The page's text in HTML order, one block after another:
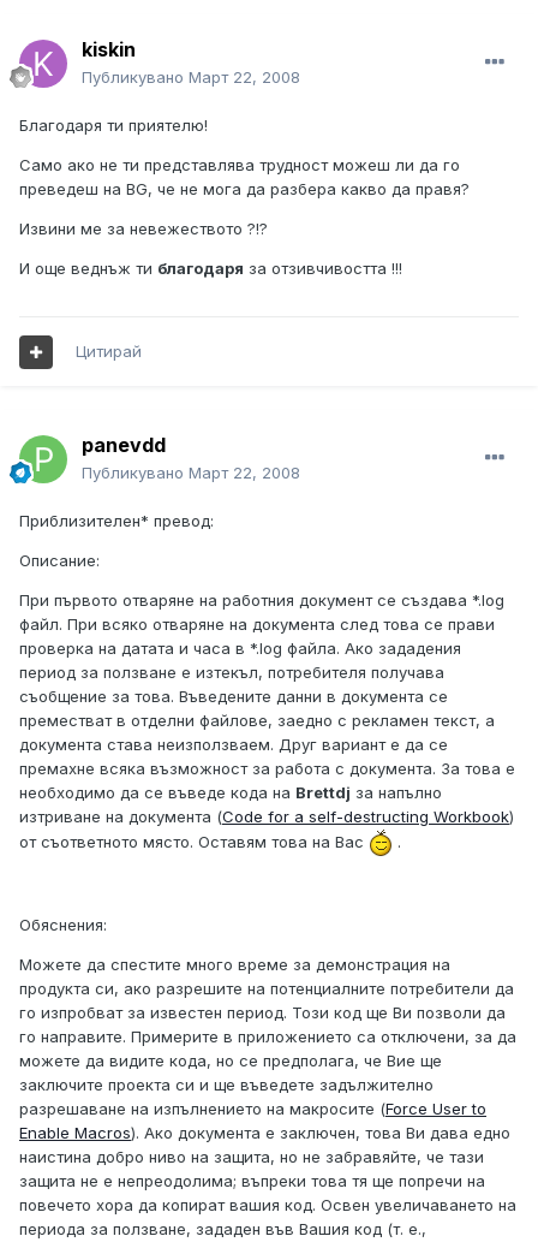
kiskin
Публикувано Март 22, 2008
Благодаря ти приятелю!
Само ако не ти представлява трудност можеш ли да го
преведеш на BG, че не мога да разбера какво да правя?
Извини ме за невежеството ?!?
И още веднъж ти благодаря за отзивчивостта !!!
Цитирай
panevdd
Публикувано Март 22, 2008
Приблизителен* превод:
Описание:
При първото отваряне на работния документ се създава *.log
файл. При всяко отваряне на документа след това се прави
проверка на датата и часа в *.log файла. Ако зададения
период за ползване е изтекъл, потребителя получава
съобщение за това. Въведените данни в документа се
преместват в отделни файлове, заедно с рекламен текст, а
документа става неизползваем. Друг вариант е да се
премахне всяка възможност за работа с документа. За това е
необходимо да се въведе кода на Brettdj за напълно
изтриване на документа (Code for a self-destructing Workbook)
от съответното място. Оставям това на Вас
.
Обяснения:
Можете да спестите много време за демонстрация на
продукта си, ако разрешите на потенциалните потребители да
го изпробват за известен период. Този код ще Ви позволи да
го направите. Примерите в приложението са отключени, за да
можете да видите кода, но се предполага, че Вие ще
заключите проекта си и ще въведете задължително
разрешаване на изпълнението на макросите (Force User to
Enable Macros). Ако документа е заключен, това Ви дава едно
наистина добро ниво на защита, но не забравяйте, че тази
защита не е непреодолима; въпреки това тя ще попречи на
повечето хора да копират вашия код. Освен увеличаването на
периода за ползване, зададен във Вашия код (т. е.,